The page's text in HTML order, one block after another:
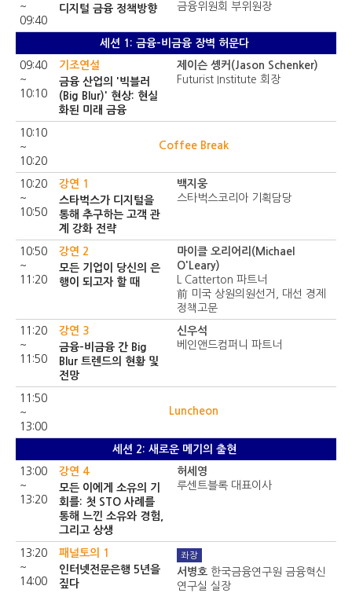
~
09:40
디지털 금융 정책방향
금융위원회 부위원장
세션 1: 금융-비금융 장벽 허문다
09:40
~
10:10
기조연설
금융 산업의 '빅블러
(Big Blur)' 현상: 현실
화된 미래 금융
제이슨 솅커(Jason Schenker)
Futurist Institute 회장
10:10
~
10:20
Coffee Break
10:20
~
10:50
강연 1
스타벅스가 디지털을
통해 추구하는 고객 관
계 강화 전략
백지웅
스타벅스코리아 기획담당
10:50
~
11:20
강연 2
모든 기업이 당신의 은
행이 되고자 할 때
마이클 오리어리(Michael
O'Leary)
L Catterton 파트너
前 미국 상원의원선거, 대선 경제
정책고문
11:20
~
11:50
강연 3
금융-비금융 간 Big
Blur 트렌드의 현황 및
전망
신우석
베인앤드컴퍼니 파트너
11:50
~
13:00
Luncheon
세션 2: 새로운 메기의 출현
13:00
~
13:20
강연 4
모든 이에게 소유의 기
회를: 첫 STO 사례를
통해 느낀 소유와 경험,
그리고 상생
허세영
루센트블록 대표이사
13:20
~
14:00
패널토의 1
인터넷전문은행 5년을
짚다
좌장
서병호 한국금융연구원 금융혁신
연구실 실장